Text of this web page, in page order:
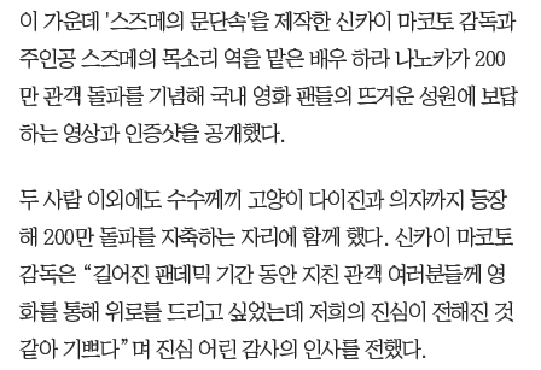
이 가운데 '스즈메의 문단속'을 제작한 신카이 마코토 감독과
주인공 스즈메의 목소리 역을 맡은 배우 하라 나노카가 200
만 관객 돌파를 기념해 국내 영화 팬들의 뜨거운 성원에 보답
하는 영상과 인증샷을 공개했다.
두 사람 이외에도 수수께끼 고양이 다이진과 의자까지 등장
해 200만 돌파를 자축하는 자리에 함께 했다. 신카이 마코토
감독은 “길어진 팬데믹 기간 동안 지친 관객 여러분들께 영
화를 통해 위로를 드리고 싶었는데 저희의 진심이 전해진 것
같아 기쁘다”며 진심 어린 감사의 인사를 전했다.